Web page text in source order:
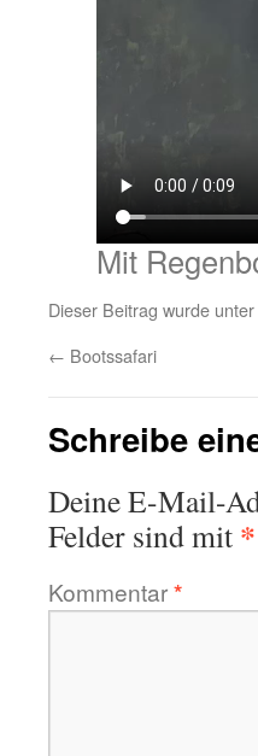
Mit
Dieser Beitrag wurde unter
← Bootssafari
Schreibe
Deine E-Mail-
Felder sind mit *
Kommentar*